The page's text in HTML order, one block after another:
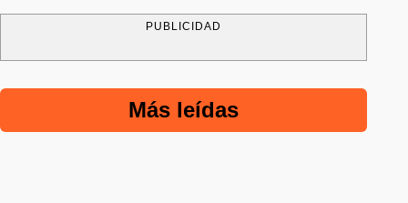
PUBLICIDAD
Más leídas